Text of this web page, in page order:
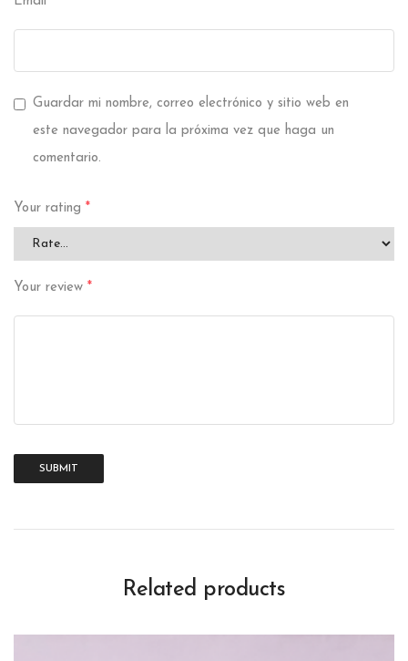
Guardar mi nombre, correo electrónico y sitio web en
este navegador para la próxima vez que haga un
comentario.
Your rating *
Your review *
Related products